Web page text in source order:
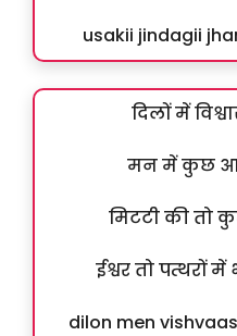
usakii jindagii
दिलों में
मन में कुछ
मिटटी की तो
ईश्वर तो पत्थरों
dilon men